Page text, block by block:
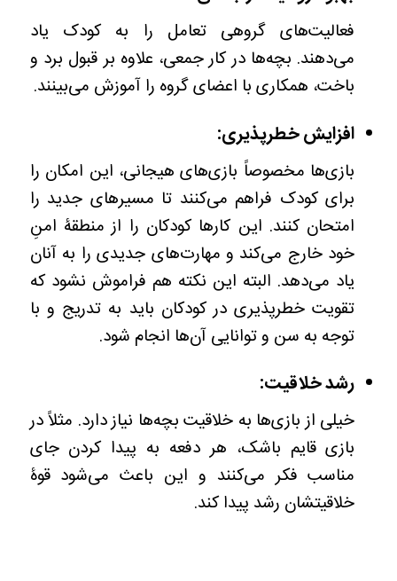
فعالیت‌های گروهی تعامل را به کودک یاد
می‌‎دهند. بچه‌ها در کار جمعی، علاوه بر قبول برد و
باخت، همکاری با اعضای گروه را آموزش می‌بینند.
افزایش خطرپذیری:
بازی‌ها مخصوصاً بازی‌های هیجانی، این امکان را
برای کودک فراهم می‌کنند تا مسیرهای جدید را
امتحان کنند. این کارها کودکان را از منطقۀ امنِ
خود خارج می‌کند و مهارت‌های جدیدی را به آنان
یاد می‌دهد. البته این نکته هم فراموش نشود که
تقویت خطرپذیری در کودکان باید به تدریج و با
توجه به سن و توانایی‌ آن‌ها انجام شود.
رشد خلاقیت:
خیلی از بازی‌ها به خلاقیت بچه‌ها نیاز دارد. مثلاً در
بازی قایم باشک، هر دفعه به پیدا کردن جای
مناسب فکر می‌کنند و این باعث می‌شود قوۀ
خلاقیتشان رشد پیدا کند.